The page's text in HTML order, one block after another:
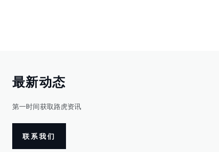
最新动态
第一时间获取路虎资讯
联系我们